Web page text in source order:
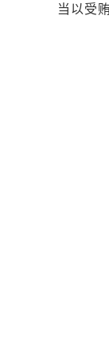
当以受